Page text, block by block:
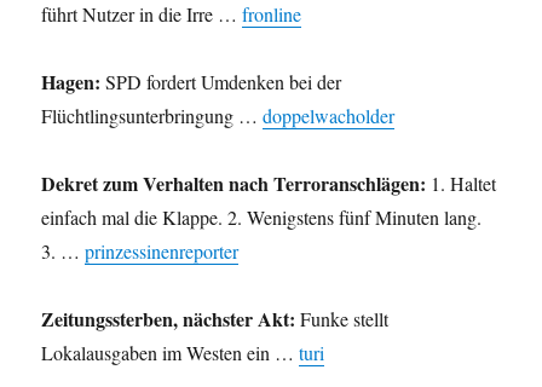
führt Nutzer in die Irre …fronline
Hagen: SPD fordert Umdenken bei der
Flüchtlingsunterbringung …doppelwacholder
Dekret zum Verhalten nach Terroranschlägen: 1. Haltet
einfach mal die Klappe. 2. Wenigstens fünf Minuten lang.
3. …prinzessinenreporter
Zeitungssterben, nächster Akt: Funke stellt
Lokalausgaben im Westen ein …turi